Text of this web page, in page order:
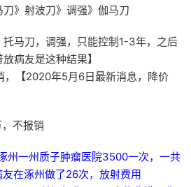
》射波刀》调强》伽马刀
马刀，调强，只能控制1-3年，之后
病友是这种结果】
，【2020年5月6日最新消息，降价
不报销
州一州质子肿瘤医院3500一次，一共
友在涿州做了26次，放射费用